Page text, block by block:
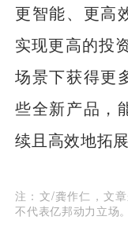
更智能、更高
实现更高的投
场景下获得更
些全新产品，
续且高效地拓
注：文/龚作仁，文
不代表亿邦动力立场。